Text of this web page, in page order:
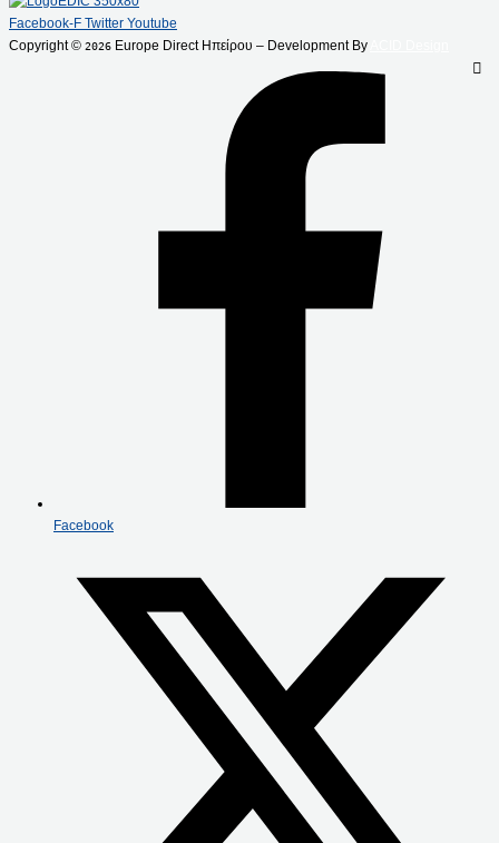
Facebook-F Twitter Youtube
Copyright © 2026 Europe Direct Ηπείρου – Development By
Facebook